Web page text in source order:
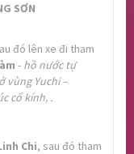
SƠN
đó lên xe đi tham
- hồ nước tự
vùng Yuchi –
cổ kính, .
Chi, sau đó tham